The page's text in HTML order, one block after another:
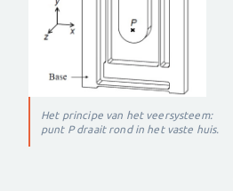
Het principe van het veersysteem:
punt P draait rond in het vaste huis.